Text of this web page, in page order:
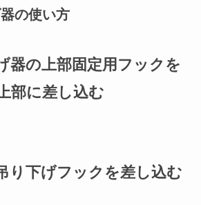
の使い方
器の上部固定用フックを
部に差し込む
り下げフックを差し込む